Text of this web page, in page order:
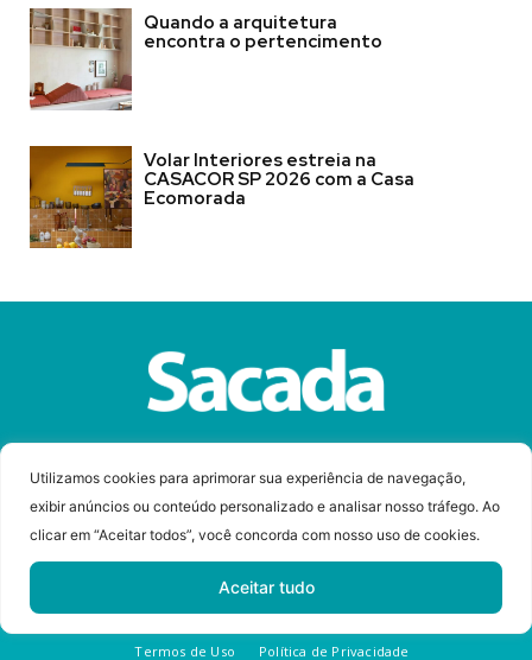
Utilizamos cookies para aprimorar sua experiência de navegação,
exibir anúncios ou conteúdo personalizado e analisar nosso tráfego. Ao
clicar em “Aceitar todos”, você concorda com nosso uso de cookies.
Aceitar tudo
Quando a arquitetura
encontra o pertencimento
Volar Interiores estreia na
CASACOR SP 2026 com a Casa
Ecomorada
© Copyright 2023 Revista Sacada
Desenvolvido por
Termos de Uso Política de Privacidade